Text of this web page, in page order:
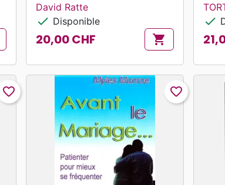
David Ratte
check Disponible
Prix
20,00 CHF shopping_cart
check
Prix
favorite_border favorite_border